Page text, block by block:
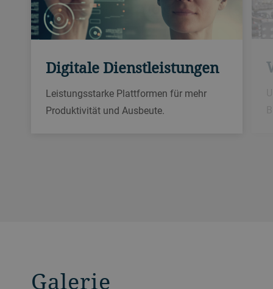
Digitale Dienstleistungen
Leistungsstarke Plattformen für mehr
Produktivität und Ausbeute.
Galerie